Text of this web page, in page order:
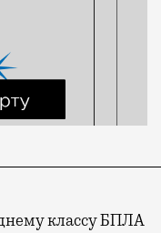
классу БПЛА